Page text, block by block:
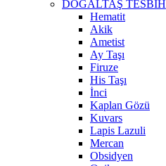
DOĞALTAŞ TESBİH
Hematit
Akik
Ametist
Ay Taşı
Firuze
His Taşı
İnci
Kaplan Gözü
Kuvars
Lapis Lazuli
Mercan
Obsidyen